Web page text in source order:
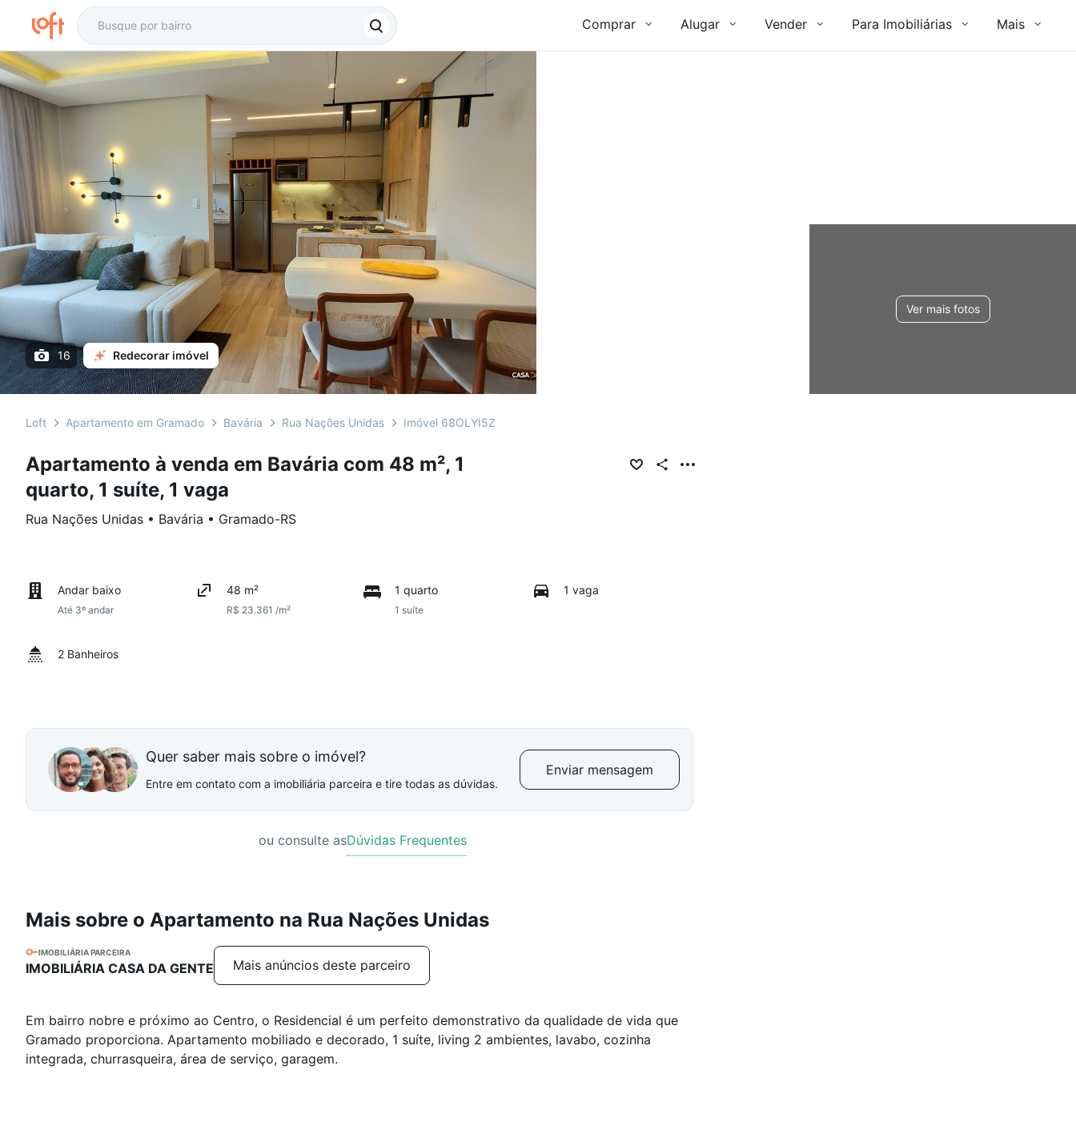
Comprar Alugar Vender Para Imobiliárias Mais
Ver mais fotos
16 Redecorar imóvel
Loft Apartamento em Gramado Bavária Rua Nações Unidas Imóvel 68OLYI5Z
Apartamento à venda em Bavária com 48 m², 1
quarto, 1 suíte, 1 vaga
Rua Nações Unidas • Bavária • Gramado-RS
Andar baixo
Até 3º andar
48 m²
R$ 23.361 /m²
1 quarto
1 suíte
1 vaga
2 Banheiros
Quer saber mais sobre o imóvel?
Entre em contato com a imobiliária parceira e tire todas as dúvidas.
Enviar mensagem
ou consulte asDúvidas Frequentes
Mais sobre o Apartamento na Rua Nações Unidas
IMOBILIÁRIA PARCEIRA
IMOBILIÁRIA CASA DA GENTE Mais anúncios deste parceiro
Em bairro nobre e próximo ao Centro, o Residencial é um perfeito demonstrativo da qualidade de vida que
Gramado proporciona. Apartamento mobiliado e decorado, 1 suíte, living 2 ambientes, lavabo, cozinha
integrada, churrasqueira, área de serviço, garagem.